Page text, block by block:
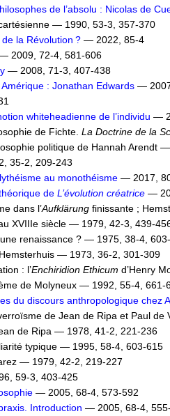
de l’absolu : Nicolas de
— 1990, 53-3, 357-370
la Révolution ? — 2022, 85-4
2009, 72-4, 581-606
— 2008, 71-3, 407-438
: Jonathan Edwards—
whiteheadienne de l’individu —
de Fichte. La Doctrine de la
politique de Hannah Arendt
35-2, 209-243
au monothéisme— 2017,
de L’évolution créatrice—
dans l’Aufklärungfinissante ;
XVIIIe siècle — 1979, 42-3, 439-
renaissance ? — 1975, 38-4,
— 1973, 36-2, 301-309
: l’Enchiridion Ethicum d’Henry
de Molyneux — 1992, 55-4, 661-
du discours anthropologique chez
de Jean de Ripa et Paul
de Ripa — 1978, 41-2, 221-236
typique — 1995, 58-4, 603-615
— 1979, 42-2, 219-227
59-3, 403-425
— 2005, 68-4, 573-592
Introduction — 2005, 68-4,